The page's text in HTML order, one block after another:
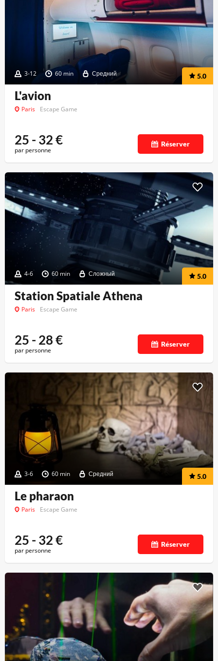
3-12 60 min Средний 5.0
L'avion
Paris Escape Game
25 - 32€
par personne
Réserver
4-6 60 min Сложный 5.0
Station Spatiale Athena
Paris Escape Game
25 - 28€
par personne
Réserver
3-6 60 min Средний 5.0
Le pharaon
Paris Escape Game
25 - 32€
par personne
Réserver